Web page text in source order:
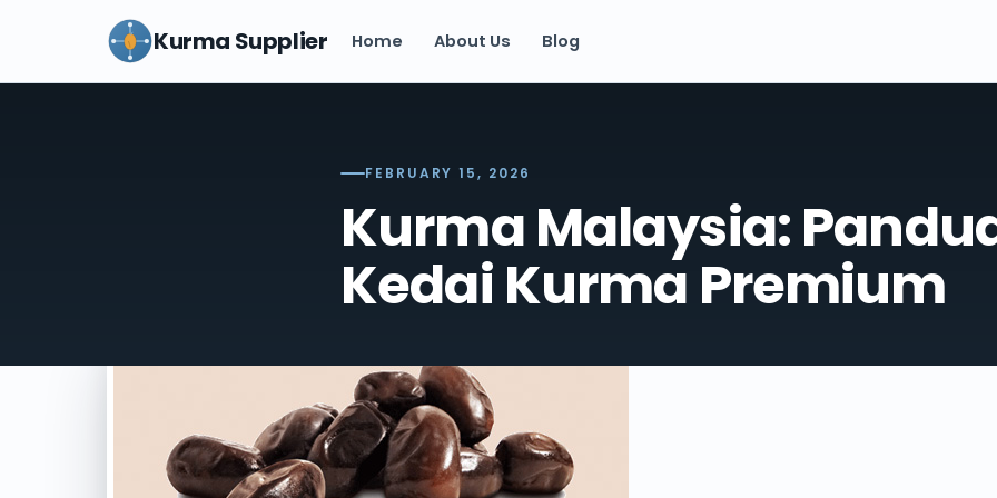
Kurma Supplier Home About Us Blog
FEBRUARY 15, 2026
Kurma Malaysia:
Kedai Kurma Premium